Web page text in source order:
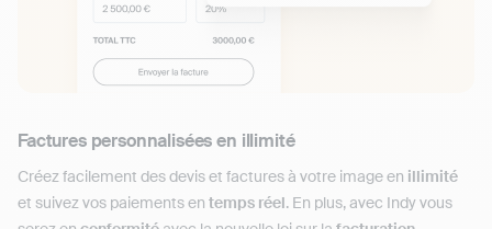
Factures personnalisées en illimité
Créez facilement des devis et factures à votre image en illimité
et suivez vos paiements en temps réel. En plus, avec Indy vous